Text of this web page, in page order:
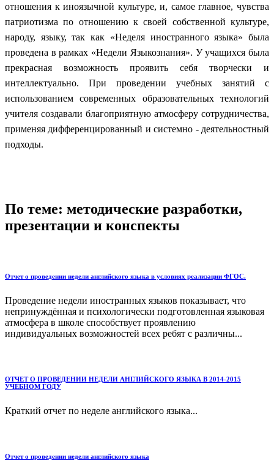
отношения к иноязычной культуре, и, самое главное, чувства
патриотизма по отношению к своей собственной культуре,
народу, языку, так как «Неделя иностранного языка» была
проведена в рамках «Недели Языкознания». У учащихся была
прекрасная возможность проявить себя творчески и
интеллектуально. При проведении учебных занятий с
использованием современных образовательных технологий
учителя создавали благоприятную атмосферу сотрудничества,
применяя дифференцированный и системно - деятельностный
подходы.
По теме: методические разработки,
презентации и конспекты
Отчет о проведении недели английского языка в условиях реализации ФГОС.
Проведение недели иностранных языков показывает, что
непринуждённая и психологически подготовленная языковая
атмосфера в школе способствует проявлению
индивидуальных возможностей всех ребят с различны...
ОТЧЕТ О ПРОВЕДЕНИИ НЕДЕЛИ АНГЛИЙСКОГО ЯЗЫКА В 2014-2015
УЧЕБНОМ ГОДУ
Краткий отчет по неделе английского языка...
Отчет о проведении недели английского языка